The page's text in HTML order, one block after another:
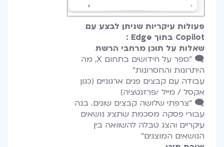
פעולות עיקריות שניתן לבצע עם
Copilot בתוך Edge :
שאלות על תוכן מרחבי הרשת
🗨️ "ספר על חידושים בתחום X, מה
היתרונות והחסרונות"
עבודה עם קבצים פנים ארגוניים (כגון
אקסל / מייל /פרזנטציה)
🗨️ "צרפתי שלושה קבצים שונים. בנה
עבורי פסקה מסכמת שתציג נושאים
עיקריים והצג טבלה להשוואה בין
הנושאים המוצגים"